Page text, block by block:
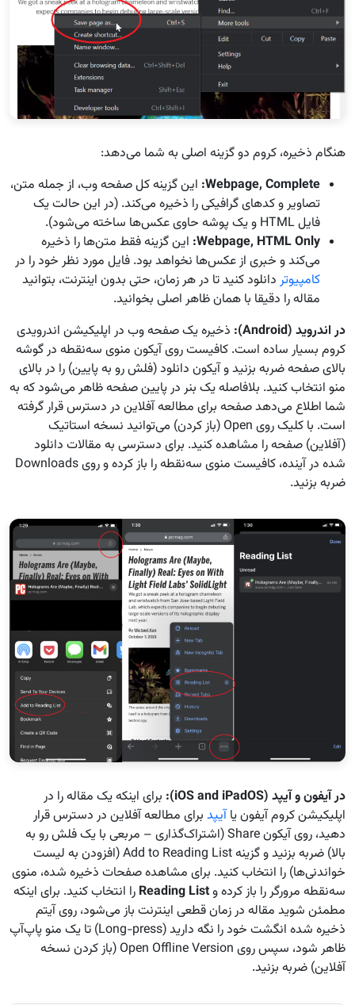
هنگام ذخیره، کروم دو گزینه اصلی به شما می‌دهد:
Webpage, Complete: این گزینه کل صفحه وب، از جمله متن،
تصاویر و کدهای گرافیکی را ذخیره می‌کند. (در این حالت یک
فایل HTML و یک پوشه حاوی عکس‌ها ساخته می‌شود).
Webpage, HTML Only: این گزینه فقط متن‌ها را ذخیره
می‌کند و خبری از عکس‌ها نخواهد بود. فایل مورد نظر خود را در
کامپیوتر دانلود کنید تا در هر زمان، حتی بدون اینترنت، بتوانید
مقاله را دقیقا با همان ظاهر اصلی بخوانید.
در اندروید (Android):
ذخیره یک صفحه وب در اپلیکیشن اندرویدی
کروم بسیار ساده است. کافیست روی آیکون منوی سه‌نقطه در گوشه
بالای صفحه ضربه بزنید و آیکون دانلود (فلش رو به پایین) را در بالای
منو انتخاب کنید. بلافاصله یک بنر در پایین صفحه ظاهر می‌شود که به
شما اطلاع می‌دهد صفحه برای مطالعه آفلاین در دسترس قرار گرفته
است. با کلیک روی Open (باز کردن) می‌توانید نسخه استاتیک
(آفلاین) صفحه را مشاهده کنید. برای دسترسی به مقالات دانلود
شده در آینده، کافیست منوی سه‌نقطه را باز کرده و روی Downloads
ضربه بزنید.
در آیفون و آیپد (iOS and iPadOS):
برای اینکه یک مقاله را در
اپلیکیشن کروم آیفون یاآیپد برای مطالعه آفلاین در دسترس قرار
دهید، روی آیکون Share (اشتراک‌گذاری – مربعی با یک فلش رو به
بالا) ضربه بزنید و گزینه Add to Reading List (افزودن به لیست
خواندنی‌ها) را انتخاب کنید. برای مشاهده صفحات ذخیره شده، منوی
سه‌نقطه مرورگر را باز کرده وReading List را انتخاب کنید. برای اینکه
مطمئن شوید مقاله در زمان قطعی اینترنت باز می‌شود، روی آیتم
ذخیره شده انگشت خود را نگه دارید (Long-press) تا یک منو پاپ‌آپ
ظاهر شود، سپس روی Open Offline Version (باز کردن نسخه
آفلاین) ضربه بزنید.